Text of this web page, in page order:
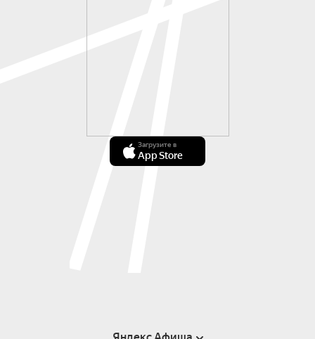
Загрузите в
App Store